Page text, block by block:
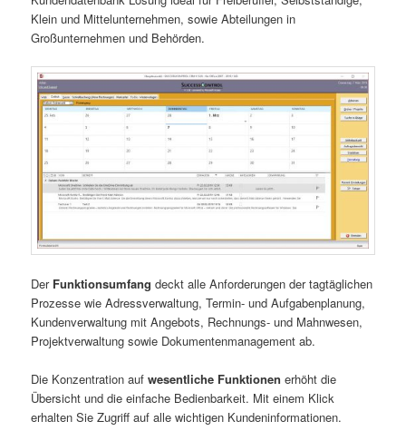
Klein und Mittelunternehmen, sowie Abteilungen in
Großunternehmen und Behörden.
Der Funktionsumfang deckt alle Anforderungen der tagtäglichen
Prozesse wie Adressverwaltung, Termin- und Aufgabenplanung,
Kundenverwaltung mit Angebots, Rechnungs- und Mahnwesen,
Projektverwaltung sowie Dokumentenmanagement ab.
Die Konzentration auf wesentliche Funktionen erhöht die
Übersicht und die einfache Bedienbarkeit. Mit einem Klick
erhalten Sie Zugriff auf alle wichtigen Kundeninformationen.